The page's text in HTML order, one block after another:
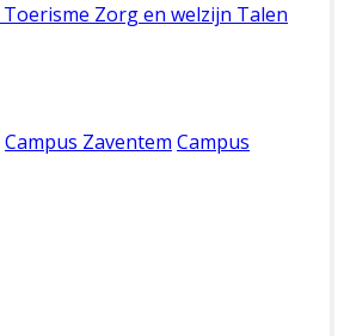
Toerisme Zorg en welzijn Talen
Campus Zaventem Campus